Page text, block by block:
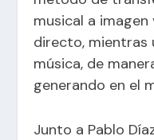
musical a
directo, mientras
música, de
generando en el
Junto a Pablo